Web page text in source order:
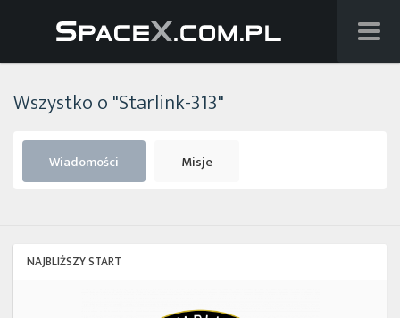
Starlink
Wszystko o "Starlink-313"
Wiadomości Misje
NAJBLIŻSZY START